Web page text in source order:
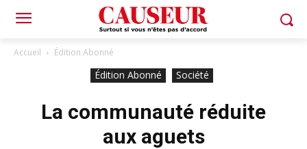
Accueil Édition Abonné
Édition Abonné Société
La communauté réduite
aux aguets